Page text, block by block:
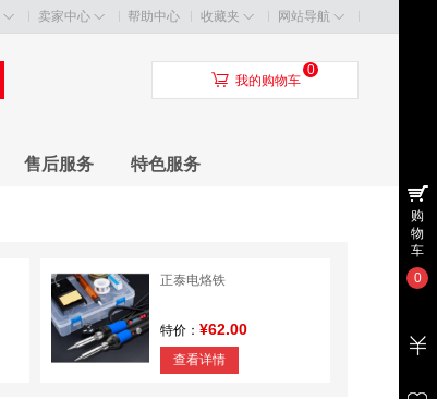
卖家中心 帮助中心 收藏夹 网站导航
󰃦 我的购物车
0
售后服务 特色服务
正泰电烙铁
特价： ¥62.00
查看详情
购
物
车
0